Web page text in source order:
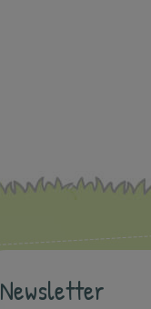
Newsletter